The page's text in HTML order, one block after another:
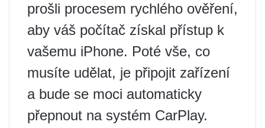
prošli procesem rychlého ověření,
aby váš počítač získal přístup k
vašemu iPhone. Poté vše, co
musíte udělat, je připojit zařízení
a bude se moci automaticky
přepnout na systém CarPlay.